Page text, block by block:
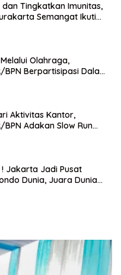
Tingkatkan Imunitas,
Semangat Ikuti
Olahraga,
BPN Berpartisipasi Dalam
Aktivitas Kantor,
BPN Adakan Slow Run
Jakarta Jadi Pusat
Dunia, Juara Dunia